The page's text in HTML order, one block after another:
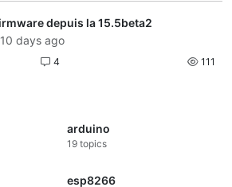
depuis la 15.5beta2
10 days ago
4 111
arduino
19 topics
esp8266